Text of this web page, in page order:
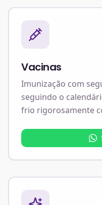
Vacinas
Imunização com
seguindo o
frio rigorosamente